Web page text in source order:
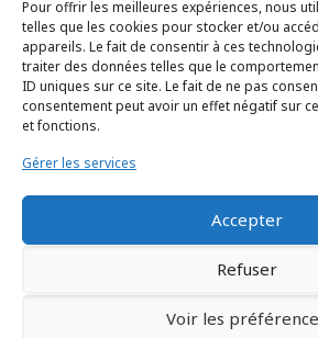
Pour offrir les meilleures expériences, nous
telles que les cookies pour stocker et/ou
appareils. Le fait de consentir à ces
traiter des données telles que le
ID uniques sur ce site. Le fait de ne pas
consentement peut avoir un effet négatif sur
et fonctions.
Gérer les services
Accepter
Refuser
Voir les
CUVE Marque VATRON